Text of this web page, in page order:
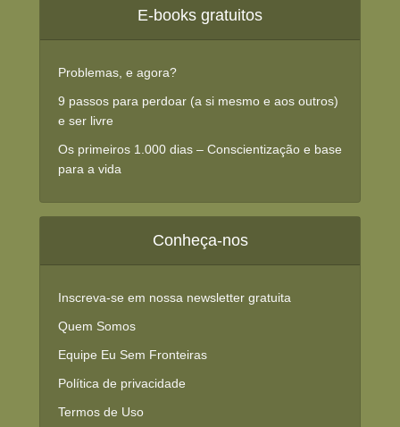
E-books gratuitos
Problemas, e agora?
9 passos para perdoar (a si mesmo e aos outros)
e ser livre
Os primeiros 1.000 dias – Conscientização e base
para a vida
Conheça-nos
Inscreva-se em nossa newsletter gratuita
Quem Somos
Equipe Eu Sem Fronteiras
Política de privacidade
Termos de Uso